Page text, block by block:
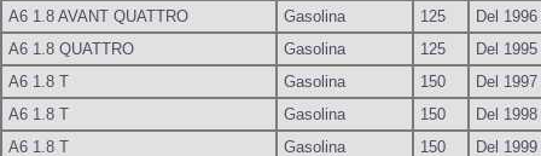
A6 1.8 AVANT QUATTRO
Gasolina 125
Del
A6 1.8 QUATTRO
Gasolina 125
Del
A6 1.8 T
Gasolina 150
Del
A6 1.8 T
Gasolina 150
Del
A6 1.8 T
Gasolina 150
Del